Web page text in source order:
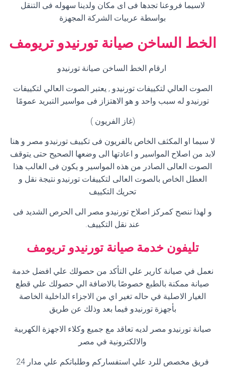
لاسيما فروعنا تجدها فى اى مكان ولدينا سهوله فى التنقل
بواسطة عربيات الشركة المجهزة
الخط الساخن صيانة تورنيدو تريومف
ارقام الخط الساخن صيانة تورنيدو
الصوت العالي لتكييفات تورنيدو , يعتبر الصوت العالي لتكييفات
تورنيدو له سبب واحد و هو الاهتزاز فى مواسير التبريد عمومًا
(غاز الفريون )
لا سيما او المكثف الخاص بالفريون فى تكييف تورنيدو مصر و هنا
لابد من اصلاح المواسير و اعادتها الى وضعها الصحيح حتى يتوقف
الصوت العالى الصادر من هذه المواسير و يكون فى الغالب هذا
العطل الخاص بالصوت العالى لتكييفات تورنيدو نتيجة نقل و
تحريك التكييف
و لهذا ننصح كمركز اصلاح تورنيدو مصر الى الحرص الشديد فى
عند نقل التكييف.
تليفون خدمة صيانة تورنيدو تريومف
نعمل في صيانة كارير علي التأكد من حصولك علي افضل خدمة
صيانة ممكنة بالطبع خصوصًا بالاضافة الي حصولك علي قطع
الغيار الاصلية في حاله تغير اي من الاجزاء الداخلية الخاصة
بأجهزة تورنيدو فيما بعد وذلك عن طريق
صيانة تورنيدو مصر لديه تعاقد مع جميع وكلاء الاجهزة الكهربية
والالكترونية في مصر
فريق مخصص للرد علي استفساركم وطلباتكم علي مدار 24